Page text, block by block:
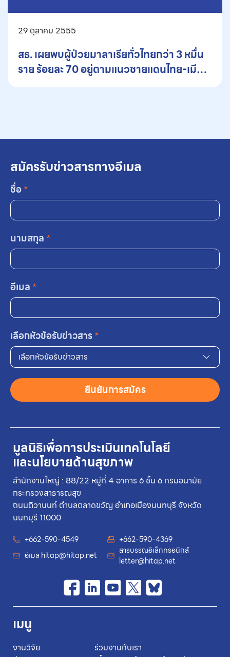
29 ตุลาคม 2555
สธ. เผยพบผู้ป่วยมาลาเรียทั่วไทยกว่า 3 หมื่น
ราย ร้อยละ 70 อยู่ตามแนวชายแดนไทย-เมีย
มูลนิธิเพื่อการประเมินเทคโนโลยี
และนโยบายด้านสุขภาพ
สำนักงานใหญ่ : 88/22 หมู่ที่ 4 อาคาร 6 ชั้น 6 กรมอนามัย
กระทรวงสาธารณสุข
ถนนติวานนท์ ตำบลตลาดขวัญ อำเภอเมืองนนทบุรี จังหวัด
นนทบุรี 11000
+662-590-4549
+662-590-4369
อีเมล hitap@hitap.net
สารบรรณอิเล็กทรอนิกส์
letter@hitap.net
เมนู
งานวิจัย
ร่วมงานกับเรา
สมัครรับข่าวสารทางอีเมล
ชื่อ*
นามสกุล *
อีเมล *
เลือกหัวข้อรับข่าวสาร*
เลือกหัวข้อรับข่าวสาร
ยืนยันการสมัคร